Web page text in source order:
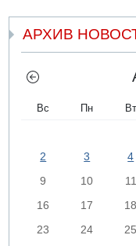
АРХИВ
Вс Пн Вт
2
3 4
9
10 11
16
17 18
23
24 25